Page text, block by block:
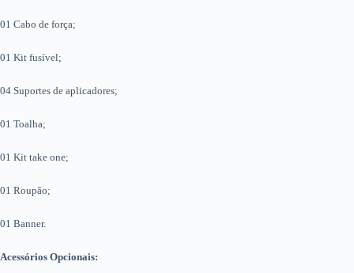
01 Cabo de força;
01 Kit fusível;
04 Suportes de aplicadores;
01 Toalha;
01 Kit take one;
01 Roupão;
01 Banner.
Acessórios Opcionais: